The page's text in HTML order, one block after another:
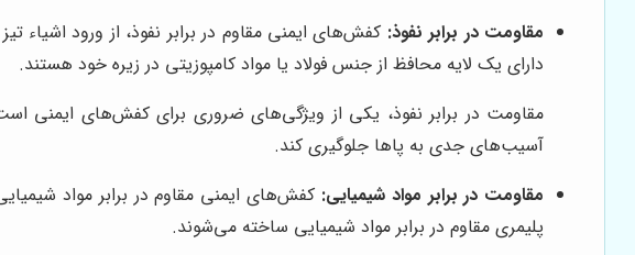
مقاومت در برابر نفوذ: کفش‌های ایمنی مقاوم در برابر نفوذ، از ورود
دارای یک لایه محافظ از جنس فولاد یا مواد کامپوزیتی در زیره خود هستند.
مقاومت در برابر نفوذ، یکی از ویژگی‌های ضروری برای کفش‌های ایمنی
آسیب‌های جدی به پاها جلوگیری کند.
مقاومت در برابر مواد شیمیایی: کفش‌های ایمنی مقاوم در برابر مواد
پلیمری مقاوم در برابر مواد شیمیایی ساخته می‌شوند.